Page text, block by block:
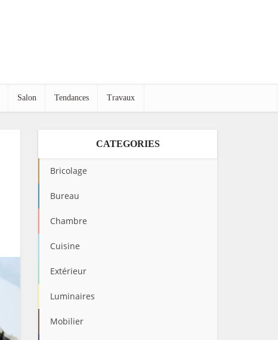
Salon Tendances Travaux
CATEGORIES
Bricolage
Bureau
Chambre
Cuisine
Extérieur
Luminaires
Mobilier